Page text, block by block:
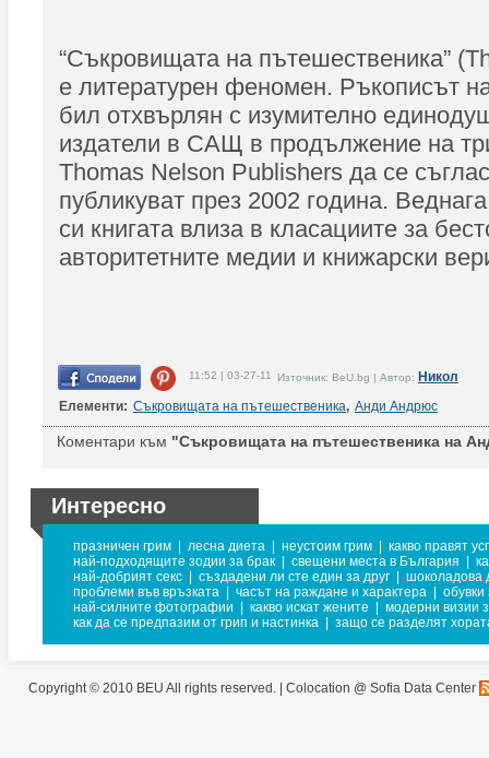
“Съкровищата на пътешественика”
е литературен феномен. Ръкописът
бил отхвърлян с изумително
издатели в САЩ в продължение на
Thomas Nelson Publishers да се
публикуват през 2002 година.
си книгата влиза в класациите за
авторитетните медии и книжарски
11:52 | 03-27-11 Източник: BeU.bg | Автор: Никол
Елементи: Съкровищата на пътешественика, Анди Андрюс
Коментари към "Съкровищата на пътешественика на
Интересно
празничен грим лесна диета неустоим грим
какво правят
най-подходящите зодии за брак
свещени места в България
най-добрият секс
създадени ли сте един за друг
шоколадова
проблеми във връзката
часът на раждане и характера
обувки
най-силните фотографии
какво искат жените
модерни визии
как да се предпазим от грип и настинка
защо се разделят
Copyright © 2010 BEU All rights reserved. | Colocation @ Sofia Data Center